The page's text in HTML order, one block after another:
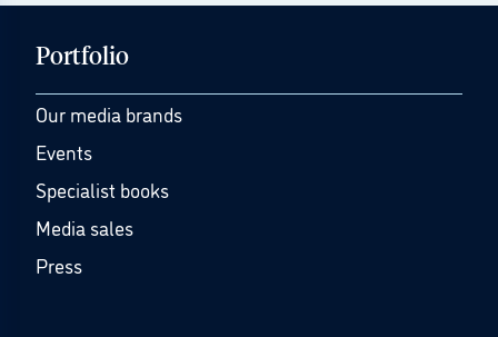
Portfolio
Our media brands
Events
Specialist books
Media sales
Press